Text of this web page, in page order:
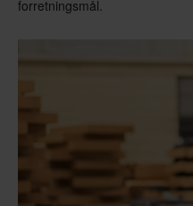
forretningsmål.